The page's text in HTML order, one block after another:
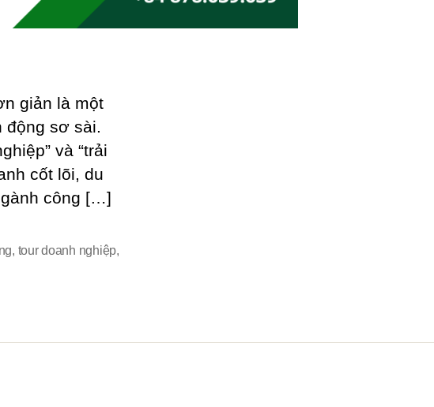
giản là một
động sơ sài.
và “trải
cốt lõi, du
công […]
, tour doanh nghiệp,